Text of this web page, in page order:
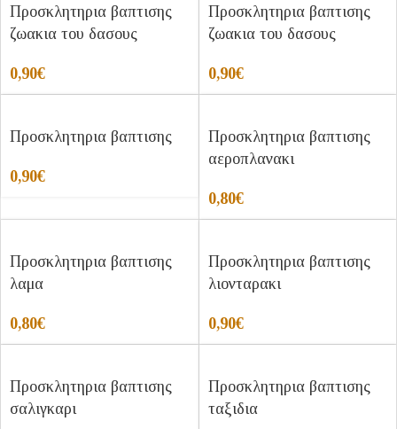
Προσκλητηρια βαπτισης
ζωακια του δασους
0,90€
Προσκλητηρια βαπτισης
ζωακια του δασους
0,90€
Προσκλητηρια βαπτισης
0,90€
Προσκλητηρια βαπτισης
αεροπλανακι
0,80€
Προσκλητηρια βαπτισης
λαμα
0,80€
Προσκλητηρια βαπτισης
λιονταρακι
0,90€
Προσκλητηρια βαπτισης
σαλιγκαρι
Προσκλητηρια βαπτισης
ταξιδια